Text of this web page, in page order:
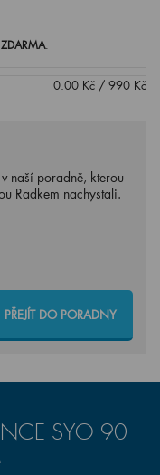
.
0.00 Kč / 990 Kč
naší poradně, kterou
Radkem nachystali.
PŘEJÍT DO PORADNY
SYO 90